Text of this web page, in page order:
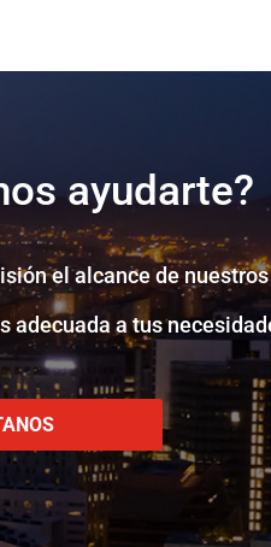
ayudarte?
el alcance de
adecuada a tus